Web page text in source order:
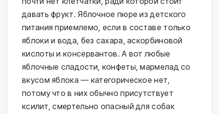
давать фрукт. Яблочное пюре из детского
питания приемлемо, если в составе только
яблоки и вода, без сахара, аскорбиновой
кислоты и консервантов. А вот любые
яблочные сладости, конфеты, мармелад со
вкусом яблока — категорическое нет,
потому что в них обычно присутствует
ксилит, смертельно опасный для собак